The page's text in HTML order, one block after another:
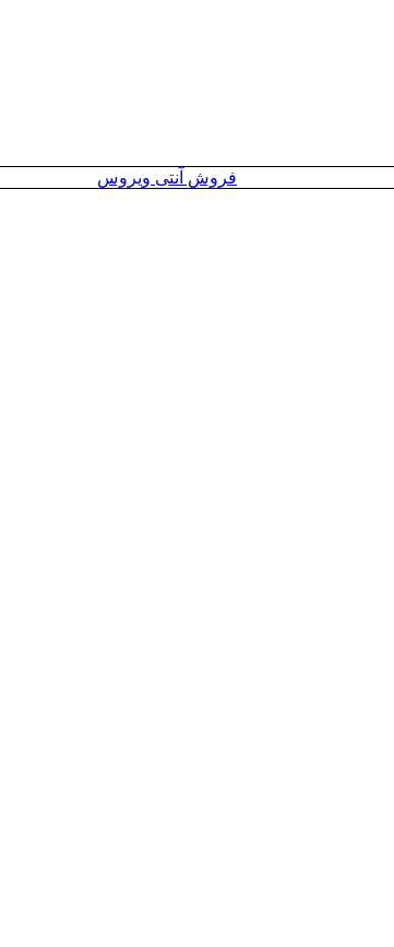
فروش آنتی ویروس